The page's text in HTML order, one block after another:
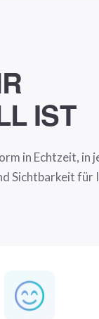
IST
in Echtzeit, in
Sichtbarkeit für